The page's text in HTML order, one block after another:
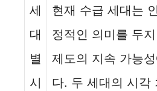
세
대
별
시
현재 수급 세대는
정적인 의미를 두
제도의 지속 가능
다. 두 세대의 시각